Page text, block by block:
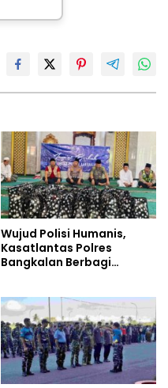
Wujud Polisi Humanis,
Kasatlantas Polres
Bangkalan Berbagi
Ahmad Ibrahim